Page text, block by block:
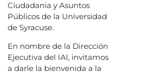
Ciudadania y Asuntos
Públicos de la Universidad
de Syracuse.
En nombre de la Dirección
Ejecutiva del IAl, invitamos
a darle la bienvenida a la